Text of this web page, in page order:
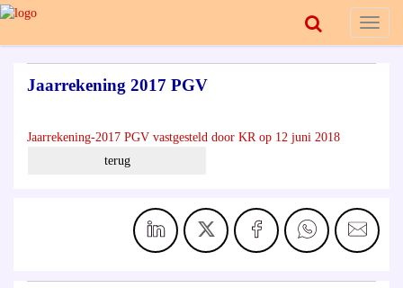
Toggle
Jaarrekening 2017 PGV
Jaarrekening-2017 PGV vastgesteld door KR op 12 juni 2018
terug